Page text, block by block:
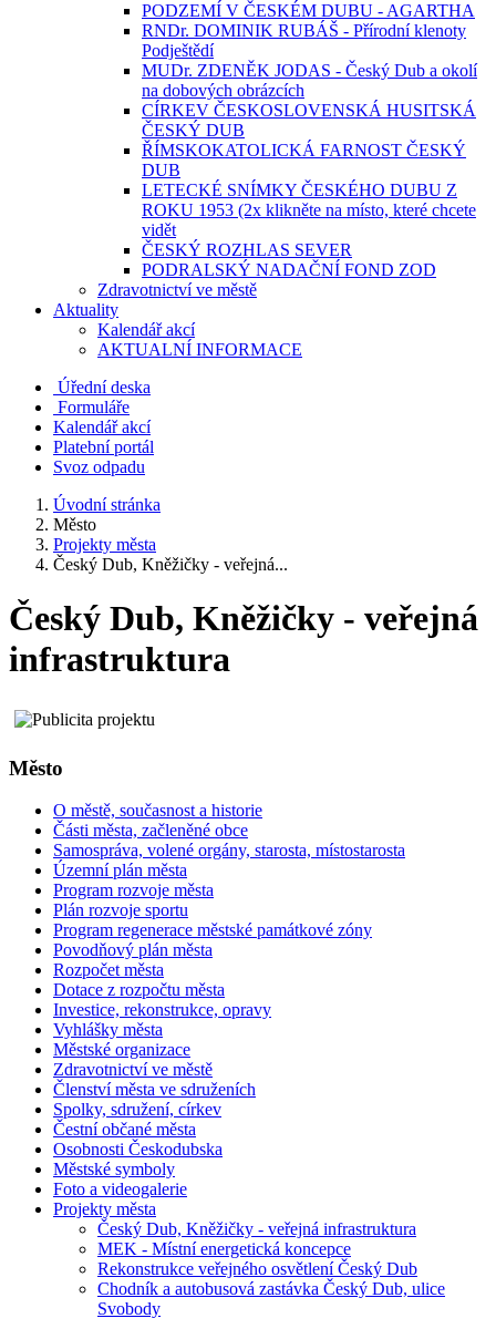
PODZEMÍ V ČESKÉM DUBU - AGARTHA
RNDr. DOMINIK RUBÁŠ - Přírodní klenoty
Podještědí
MUDr. ZDENĚK JODAS - Český Dub a okolí
na dobových obrázcích
CÍRKEV ČESKOSLOVENSKÁ HUSITSKÁ
ČESKÝ DUB
ŘÍMSKOKATOLICKÁ FARNOST ČESKÝ
DUB
LETECKÉ SNÍMKY ČESKÉHO DUBU Z
ROKU 1953 (2x klikněte na místo, které chcete
vidět
ČESKÝ ROZHLAS SEVER
PODRALSKÝ NADAČNÍ FOND ZOD
Zdravotnictví ve městě
Aktuality
Kalendář akcí
AKTUALNÍ INFORMACE
Úřední deska
Formuláře
Kalendář akcí
Platební portál
Svoz odpadu
Úvodní stránka
Město
Projekty města
Český Dub, Kněžičky - veřejná...
Český Dub, Kněžičky - veřejná
infrastruktura
Město
O městě, současnost a historie
Části města, začleněné obce
Samospráva, volené orgány, starosta, místostarosta
Územní plán města
Program rozvoje města
Plán rozvoje sportu
Program regenerace městské památkové zóny
Povodňový plán města
Rozpočet města
Dotace z rozpočtu města
Investice, rekonstrukce, opravy
Vyhlášky města
Městské organizace
Zdravotnictví ve městě
Členství města ve sdruženích
Spolky, sdružení, církev
Čestní občané města
Osobnosti Českodubska
Městské symboly
Foto a videogalerie
Projekty města
Český Dub, Kněžičky - veřejná infrastruktura
MEK - Místní energetická koncepce
Rekonstrukce veřejného osvětlení Český Dub
Chodník a autobusová zastávka Český Dub, ulice
Svobody